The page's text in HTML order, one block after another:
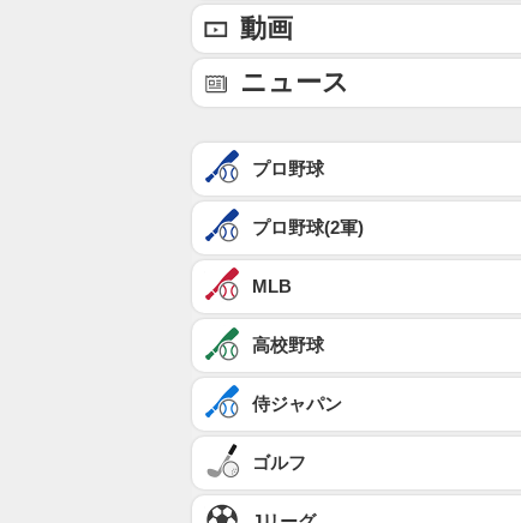
動画
ニュース
プロ野球
プロ野球(2軍)
MLB
高校野球
侍ジャパン
ゴルフ